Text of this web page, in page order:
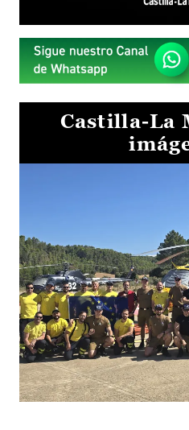
Castilla-La